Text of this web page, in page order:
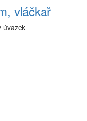
vláčkař
úvazek